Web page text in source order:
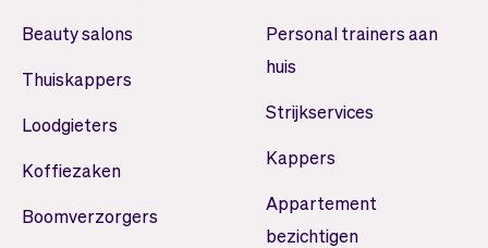
Beauty salons
Thuiskappers
Loodgieters
Koffiezaken
Boomverzorgers
Personal trainers aan
huis
Strijkservices
Kappers
Appartement
bezichtigen